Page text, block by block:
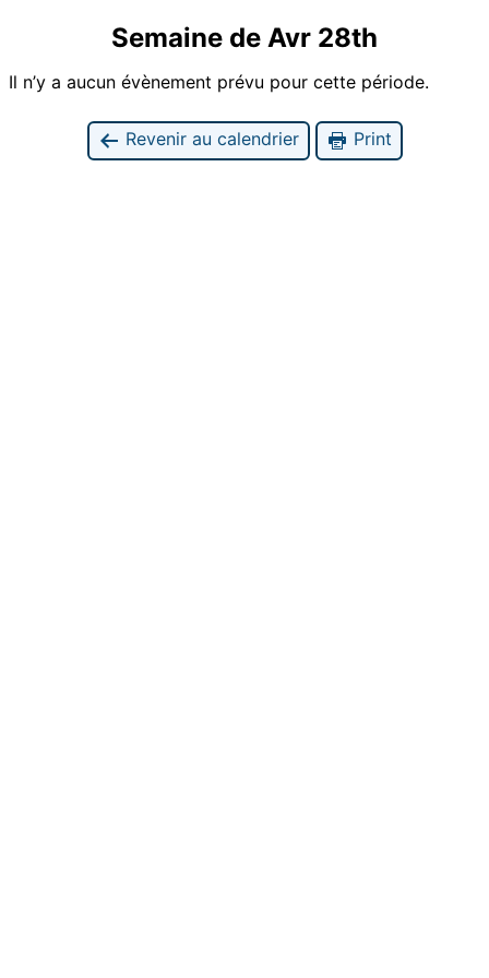
Semaine de Avr 28th
Il n’y a aucun évènement prévu pour cette période.
Revenir au calendrier Print